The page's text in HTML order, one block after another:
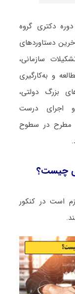
دکتری گروه
دستاوردهای
سازمانی،
و به‌کارگیری
بزرگ دولتی،
اجرای درست
مطرح در سطوح
چیست؟
است در کنکور